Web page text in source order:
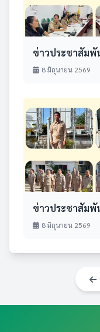
ข่าวประชาสัมพั
8 มิถุนายน 2569
ข่าวประชาสัมพั
8 มิถุนายน 2569